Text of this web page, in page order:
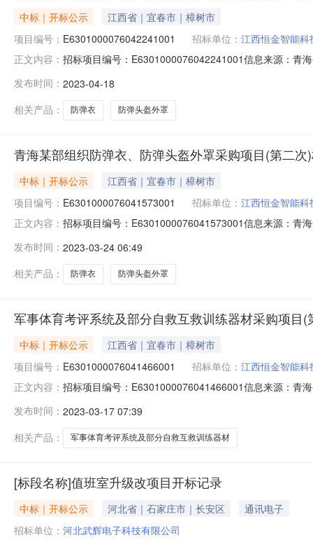
中标｜开标公示
江西省｜宜春市｜樟树市
项目编号： E6301000076042241001 招标单位： 江西恒金智能科
正文内容： 招标项目编号：E6301000076042241001信息来源：青
限公司;项目负责人:;报价:739500.00元/%;工期:日历天;
发布时间： 2023-04-18
相关产品：
防弹衣 防弹头盔外罩
青海某部组织防弹衣、防弹头盔外罩采购项目(第二次
中标｜开标公示
江西省｜宜春市｜樟树市
项目编号： E6301000076041573001 招标单位： 江西恒金智能科
正文内容： 招标项目编号：E6301000076041573001信息来源：青
限公司;项目负责人:;报价:739500.00元/%;工期:日历天;
发布时间： 2023-03-24 06:49
相关产品：
防弹衣 防弹头盔外罩
军事体育考评系统及部分自救互救训练器材采购项目
中标｜开标公示
江西省｜宜春市｜樟树市
项目编号： E6301000076041466001 招标单位： 江西恒金智能科
正文内容： 招标项目编号：E6301000076041466001信息来源：青
人名称:江西恒金智能科技有限公司;项目负责人:;报价
发布时间： 2023-03-17 07:39
相关产品：
军事体育考评系统及部分自救互救训练器材
[标段名称]值班室升级改项目开标记录
中标｜开标公示 河北省｜石家庄市｜长安区
通讯电子
招标单位： 河北武辉电子科技有限公司